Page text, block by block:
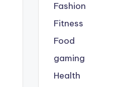
Fashion
Fitness
Food
gaming
Health